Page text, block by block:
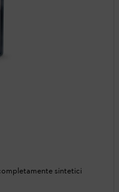
sintetici